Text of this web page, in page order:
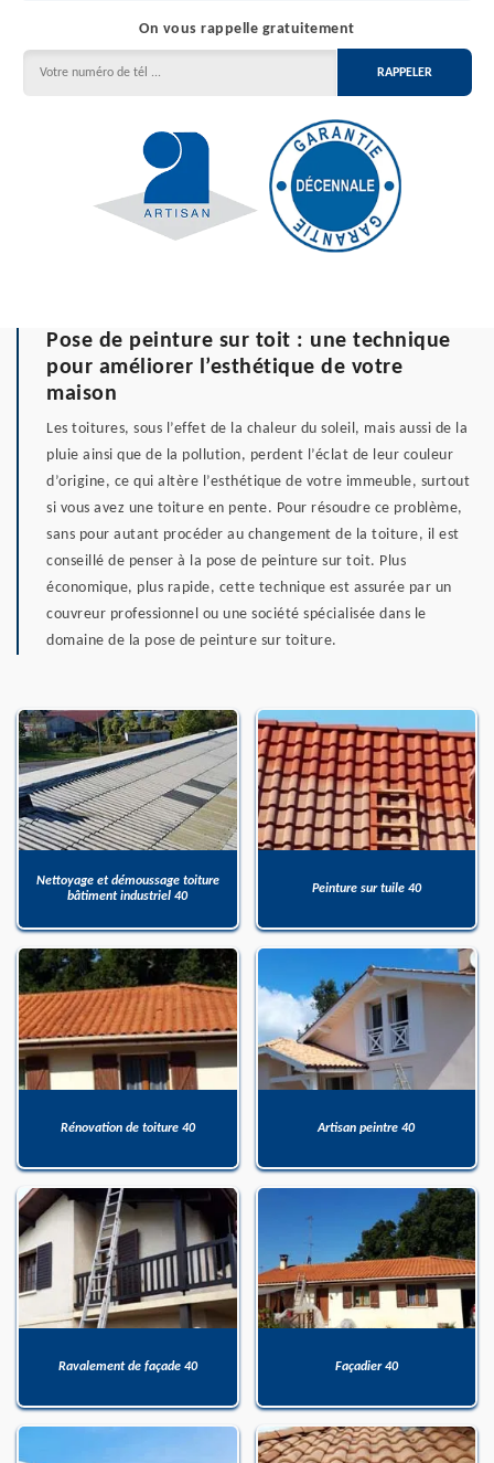
On vous rappelle gratuitement
Pose de peinture sur toit : une technique
pour améliorer l’esthétique de votre
maison
Les toitures, sous l’effet de la chaleur du soleil, mais aussi de la
pluie ainsi que de la pollution, perdent l’éclat de leur couleur
d’origine, ce qui altère l’esthétique de votre immeuble, surtout
si vous avez une toiture en pente. Pour résoudre ce problème,
sans pour autant procéder au changement de la toiture, il est
conseillé de penser à la pose de peinture sur toit. Plus
économique, plus rapide, cette technique est assurée par un
couvreur professionnel ou une société spécialisée dans le
domaine de la pose de peinture sur toiture.
Nettoyage et démoussage toiture
bâtiment industriel 40
Peinture sur tuile 40
Rénovation de toiture 40 Artisan peintre 40
Ravalement de façade 40 Façadier 40